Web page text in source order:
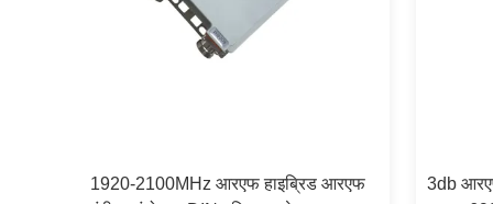
1920-2100MHz आरएफ हाइब्रिड आरएफ
3db